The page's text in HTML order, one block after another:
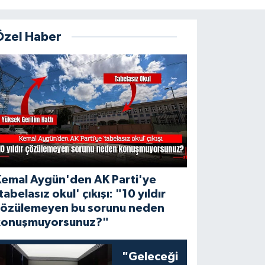
Haber
Aygün'den AK Parti'ye
okul' çıkışı: "10 yıldır
bu sorunu neden
"Geleceği